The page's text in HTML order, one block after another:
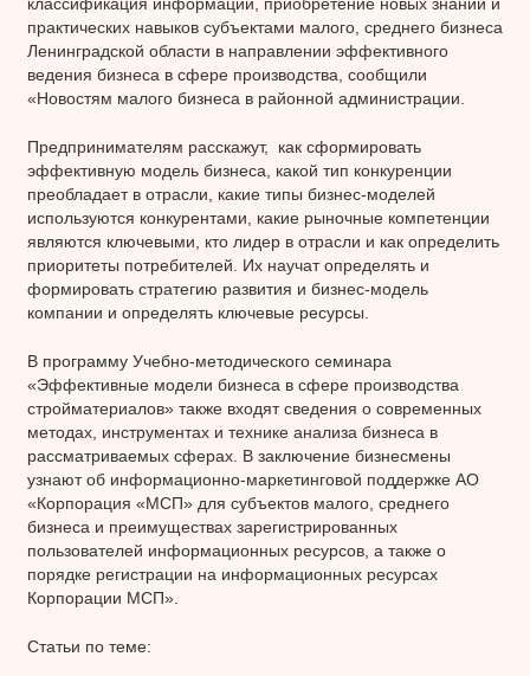
практических навыков субъектами малого, среднего бизнеса
Ленинградской области в направлении эффективного
ведения бизнеса в сфере производства, сообщили
«Новостям малого бизнеса в районной администрации.
Предпринимателям расскажут, как сформировать
эффективную модель бизнеса, какой тип конкуренции
преобладает в отрасли, какие типы бизнес-моделей
используются конкурентами, какие рыночные компетенции
являются ключевыми, кто лидер в отрасли и как определить
приоритеты потребителей. Их научат определять и
формировать стратегию развития и бизнес-модель
компании и определять ключевые ресурсы.
В программу Учебно-методического семинара
«Эффективные модели бизнеса в сфере производства
стройматериалов» также входят сведения о современных
методах, инструментах и технике анализа бизнеса в
рассматриваемых сферах. В заключение бизнесмены
узнают об информационно-маркетинговой поддержке АО
«Корпорация «МСП» для субъектов малого, среднего
бизнеса и преимуществах зарегистрированных
пользователей информационных ресурсов, а также о
порядке регистрации на информационных ресурсах
Корпорации МСП».
Статьи по теме: